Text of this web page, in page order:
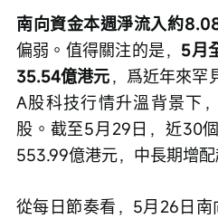
南向資金本週淨流入約
偏弱。值得關注的是， 5月
35.54億港元，爲近年來罕
A股科技行情升溫背景下
股。截至5月29日，近30
553.99億港元，中長期增配
從每日節奏看，5月26日南